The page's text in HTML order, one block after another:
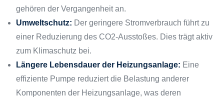
gehören der Vergangenheit an.
Umweltschutz: Der geringere Stromverbrauch führt zu
einer Reduzierung des CO2-Ausstoßes. Dies trägt aktiv
zum Klimaschutz bei.
Längere Lebensdauer der Heizungsanlage: Eine
effiziente Pumpe reduziert die Belastung anderer
Komponenten der Heizungsanlage, was deren